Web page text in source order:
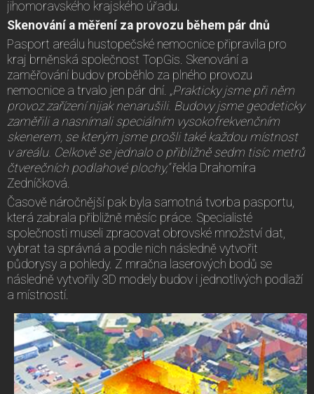
jihomoravského krajského úřadu.
Skenování a měření za provozu během pár dnů
Pasport areálu hustopečské nemocnice připravila pro
kraj brněnská společnost TopGis. Skenování a
zaměřování budov proběhlo za plného provozu
nemocnice a trvalo jen pár dní. „Prakticky jsme při něm
provoz zařízení nijak nenarušili. Budovy jsme geodeticky
zaměřili a nasnímali speciálním vysokofrekvenčním
skenerem, se kterým jsme prošli také každou místnost
v areálu. Celkově se jednalo o přibližně sedm tisíc metrů
čtverečních podlahové plochy,“řekla Drahomíra
Zedníčková.
Časově náročnější pak byla samotná tvorba pasportu,
která zabrala přibližně měsíc práce. Specialisté
společnosti museli zpracovat obrovské množství dat,
vybrat ta správná a podle nich následně vytvořit
půdorysy a pohledy. Z mračna laserových bodů se
následně vytvořily 3D modely budov i jednotlivých podlaží
a místností.